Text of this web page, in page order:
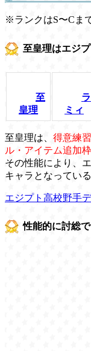
※ランクはS〜Cま
至皇理はエジ
至
皇理
ラ
ミィ
至皇理は、 得意練
ル・アイテム追加
その性能により、
キャラとなっている
エジプト高校野手
性能的に討総